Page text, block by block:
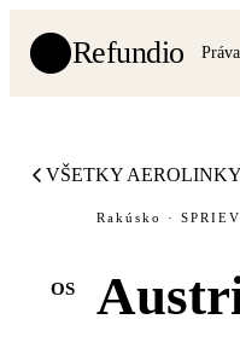
Refundio
VŠETKY AEROLINKY
OS
Rakúsko ·